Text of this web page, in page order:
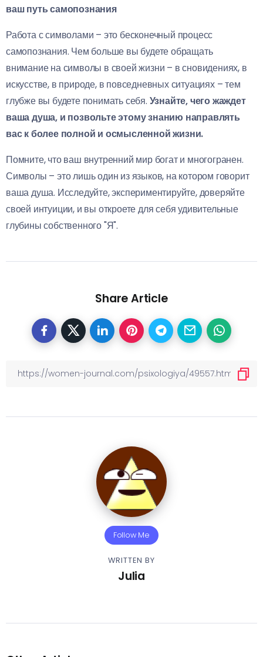
ваш путь самопознания
Работа с символами – это бесконечный процесс
самопознания. Чем больше вы будете обращать
внимание на символы в своей жизни – в сновидениях, в
искусстве, в природе, в повседневных ситуациях – тем
глубже вы будете понимать себя. Узнайте, чего жаждет
ваша душа, и позвольте этому знанию направлять
вас к более полной и осмысленной жизни.
Помните, что ваш внутренний мир богат и многогранен.
Символы – это лишь один из языков, на котором говорит
ваша душа. Исследуйте, экспериментируйте, доверяйте
своей интуиции, и вы откроете для себя удивительные
глубины собственного "Я".
Share Article
Follow Me
WRITTEN BY
Julia